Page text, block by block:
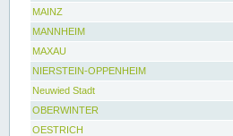
MAINZ
MANNHEIM
MAXAU
NIERSTEIN-OPPENHEIM
Neuwied Stadt
OBERWINTER
OESTRICH